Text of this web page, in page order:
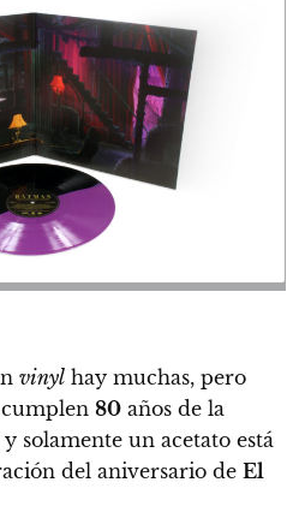
vinyl hay muchas, pero
cumplen 80 años de la
y solamente un acetato está
del aniversario de El